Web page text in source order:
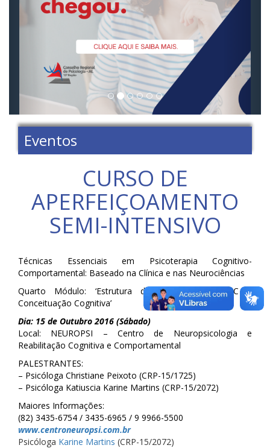
Eventos
CURSO DE
APERFEIÇOAMENTO
SEMI-INTENSIVO
Técnicas Essenciais em Psicoterapia Cognitivo-
Comportamental: Baseado na Clínica e nas Neurociências
Quarto Módulo: ‘Estrutura das Sessões na TCC e
Conceituação Cognitiva’
Dia: 15 de Outubro 2016 (Sábado)
Local: NEUROPSI – Centro de Neuropsicologia e
Reabilitação Cognitiva e Comportamental
PALESTRANTES:
– Psicóloga Christiane Peixoto (CRP-15/1725)
– Psicóloga Katiuscia Karine Martins (CRP-15/2072)
Maiores Informações:
(82) 3435-6754 / 3435-6965 / 9 9966-5500
www.centroneuropsi.com.br
Psicóloga Karine Martins (CRP-15/2072)